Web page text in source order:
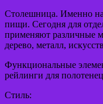
Столешница. Именно на
пищи. Сегодня для
применяют различные
дерево, металл,
Функциональные
рейлинги для
Стиль: